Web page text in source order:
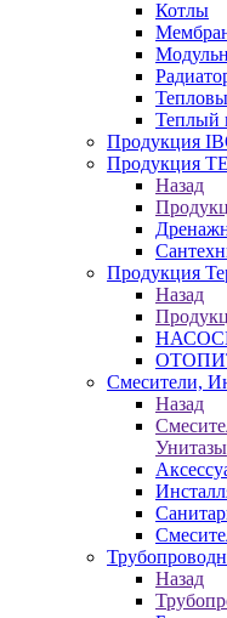
Котлы
Теплый
Продукция
Продукция
Назад
Продукция
Назад
Смесители,
Назад
Унитазы
Назад